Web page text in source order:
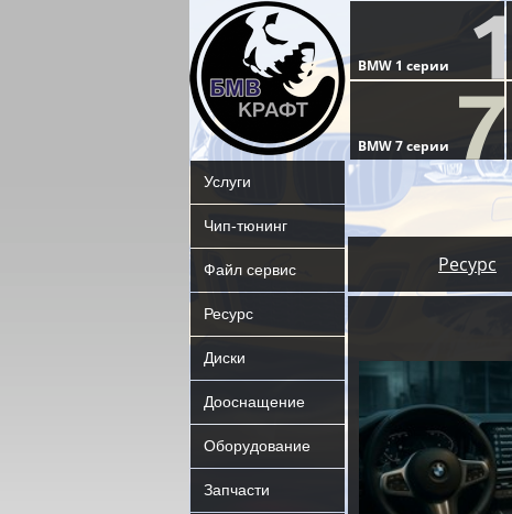
Услуги
Чип-тюнинг
Файл сервис
Ресурс
Диски
Дооснащение
Оборудование
Запчасти
Ресурс